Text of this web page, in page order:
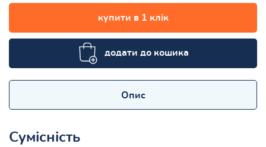
купити в 1 клік
додати до кошика
Опис
Сумісність